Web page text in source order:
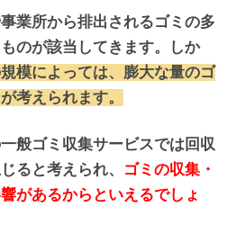
業所から排出されるゴミの多
のが該当してきます。しか
模によっては、膨大な量のゴ
考えられます。
般ゴミ収集サービスでは回収
ると考えられ、
ゴミの収集・
があるからといえるでしょ